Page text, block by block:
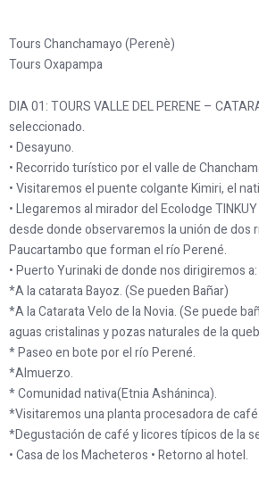
Tours Chanchamayo (Perenè)
Tours Oxapampa
DIA 01: TOURS VALLE DEL PERENE –
seleccionado.
• Desayuno.
• Recorrido turístico por el valle de
• Visitaremos el puente colgante Kimiri, el
• Llegaremos al mirador del Ecolodge
desde donde observaremos la unión de dos
Paucartambo que forman el río Perené.
• Puerto Yurinaki de donde nos dirigiremos a:
*A la catarata Bayoz. (Se pueden Bañar)
*A la Catarata Velo de la Novia. (Se puede
aguas cristalinas y pozas naturales de la
* Paseo en bote por el río Perené.
*Almuerzo.
* Comunidad nativa(Etnia Asháninca).
*Visitaremos una planta procesadora de café.
*Degustación de café y licores típicos de la
• Casa de los Macheteros • Retorno al hotel.